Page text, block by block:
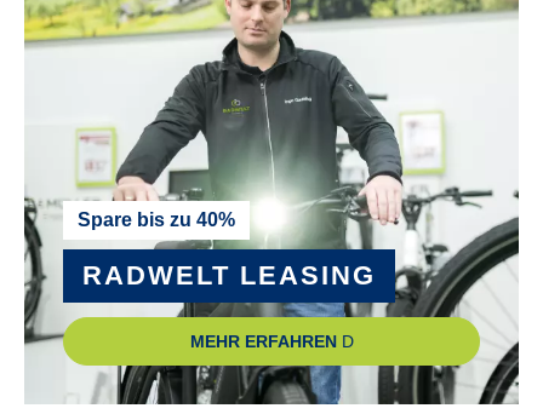
Spare bis zu 40%
RADWELT LEASING
MEHR ERFAHREN